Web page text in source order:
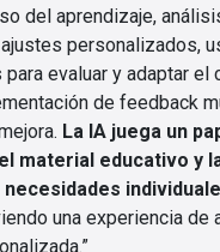
del aprendizaje,
personalizados,
evaluar y adaptar el
de feedback
La IA juega un
material educativo y
una experiencia de